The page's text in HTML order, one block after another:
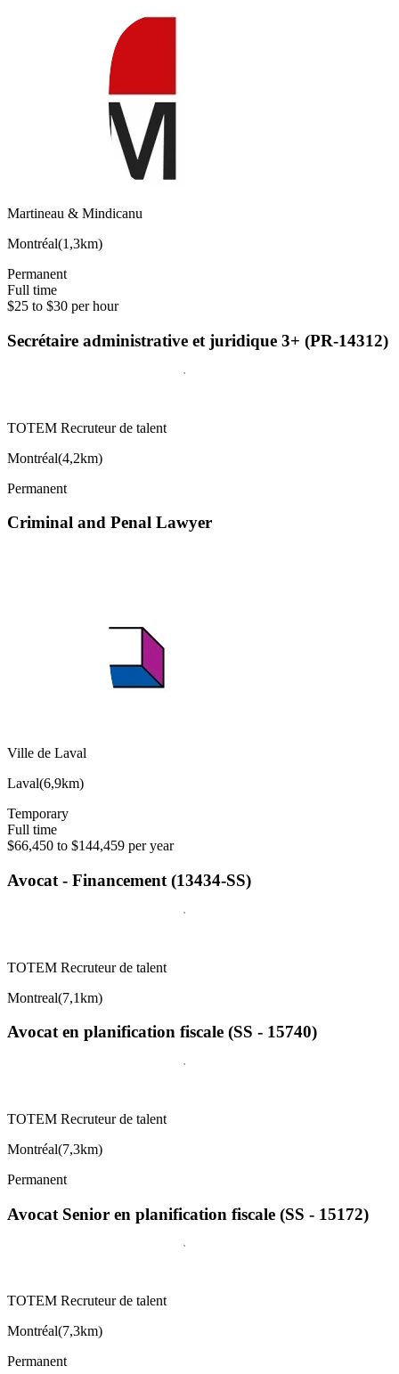
Martineau & Mindicanu
Montréal(1,3km)
Permanent
Full time
$25 to $30 per hour
Secrétaire administrative et juridique 3+ (PR-14312)
TOTEM Recruteur de talent
Montréal(4,2km)
Permanent
Criminal and Penal Lawyer
Ville de Laval
Laval(6,9km)
Temporary
Full time
$66,450 to $144,459 per year
Avocat - Financement (13434-SS)
TOTEM Recruteur de talent
Montreal(7,1km)
Avocat en planification fiscale (SS - 15740)
TOTEM Recruteur de talent
Montréal(7,3km)
Permanent
Avocat Senior en planification fiscale (SS - 15172)
TOTEM Recruteur de talent
Montréal(7,3km)
Permanent